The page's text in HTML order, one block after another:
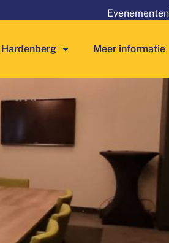
Meer informatie